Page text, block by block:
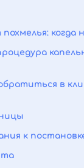
когда
в
к